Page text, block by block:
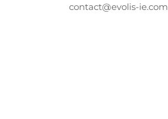
contact@evolis-ie.com